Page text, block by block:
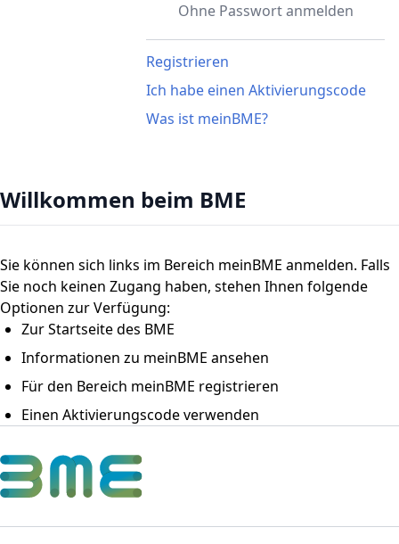
Ohne Passwort anmelden
Registrieren
Ich habe einen Aktivierungscode
Was ist meinBME?
Angemeldet bleiben
ANMELDEN
Willkommen beim BME
Sie können sich links im Bereich meinBME anmelden. Falls
Sie noch keinen Zugang haben, stehen Ihnen folgende
Optionen zur Verfügung:
Zur Startseite des BME
Informationen zu meinBME ansehen
Für den Bereich meinBME registrieren
Einen Aktivierungscode verwenden